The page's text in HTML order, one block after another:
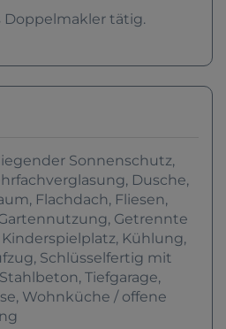
Doppelmakler tätig.
Sonnenschutz
Dusche
Flachdach Fliesen
Getrennte
Kinderspielplatz Kühlung
Schlüsselfertig mit
Stahlbeton Tiefgarage
Wohnküche / offene